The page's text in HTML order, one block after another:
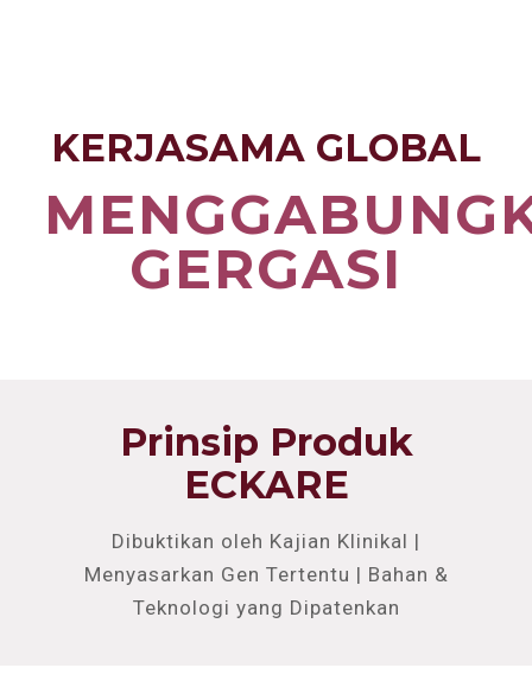
KERJASAMA GLOBAL
GERGASI
Prinsip Produk
ECKARE
Dibuktikan oleh Kajian Klinikal |
Menyasarkan Gen Tertentu | Bahan &
Teknologi yang Dipatenkan